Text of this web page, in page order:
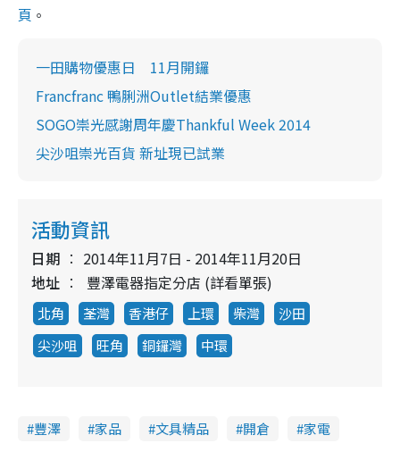
頁 。
一田購物優惠日 11月開鑼
Francfranc 鴨脷洲Outlet結業優惠
SOGO崇光感謝周年慶Thankful Week 2014
尖沙咀崇光百貨 新址現已試業
活動資訊
日期
2014年11月7日 - 2014年11月20日
地址
豐澤電器指定分店 (詳看單張)
北角 荃灣 香港仔 上環 柴灣
沙田
尖沙咀
旺角 銅鑼灣 中環
豐澤 家品 文具精品 開倉 家電